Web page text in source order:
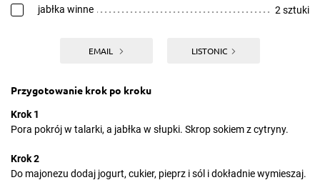
jabłka winne 2 sztuki
EMAIL LISTONIC
Przygotowanie krok po kroku
Krok 1
Pora pokrój w talarki, a jabłka w słupki. Skrop sokiem z cytryny.
Krok 2
Do majonezu dodaj jogurt, cukier, pieprz i sól i dokładnie wymieszaj.